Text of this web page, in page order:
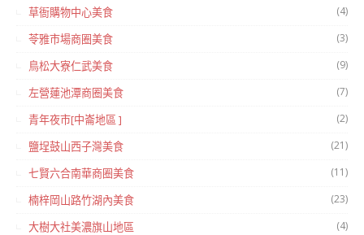
草衙購物中心美食 (4)
苓雅市場商圈美食 (3)
鳥松大寮仁武美食 (9)
左營蓮池潭商圈美食 (7)
青年夜市[中崙地區 ] (2)
鹽埕鼓山西子灣美食 (21)
七賢六合南華商圈美食 (11)
楠梓岡山路竹湖內美食 (23)
大樹大社美濃旗山地區 (4)